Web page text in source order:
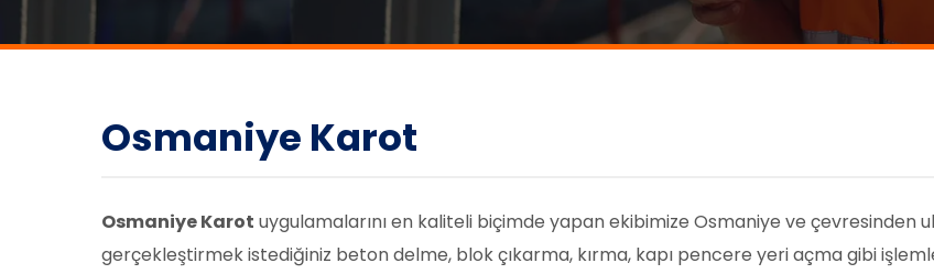
Osmaniye Karot
Osmaniye Karot uygulamalarını en kaliteli biçimde yapan ekibimize Osmaniye ve çevresinden
gerçekleştirmek istediğiniz beton delme, blok çıkarma, kırma, kapı pencere yeri açma gibi